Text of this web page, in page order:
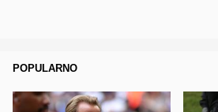
POPULARNO